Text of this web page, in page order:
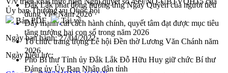
Đắk Lắk phát động hưởng ứng Ngày Quyền của người tiêu
dùng Việt Nam 2026
Đẩy mạnh cải cách hành chính, quyết tâm đạt được mục tiêu
tăng trưởng hai con số trong năm 2026
Tổ chức trang trọng Lễ hội Đền thờ Lương Văn Chánh năm
2026
Phó Bí thư Tỉnh ủy Đắk Lắk Đỗ Hữu Huy giữ chức Bí thư
Đảng ủy Ủy Ban Nhân dân tỉnh
Ủy ban Thường vụ Quốc hội
Bản PDF
Tải về
Ngày ban hành:27/04/2022
Ngày hiệu lực: